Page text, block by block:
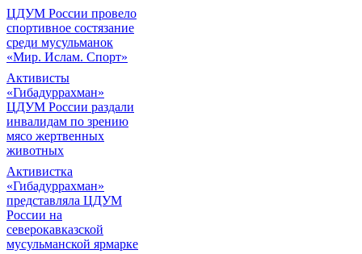
ЦДУМ России провело
спортивное состязание
среди мусульманок
«Мир. Ислам. Спорт»
Активисты
«Гибадуррахман»
ЦДУМ России раздали
инвалидам по зрению
мясо жертвенных
животных
Активистка
«Гибадуррахман»
представляла ЦДУМ
России на
северокавказской
мусульманской ярмарке